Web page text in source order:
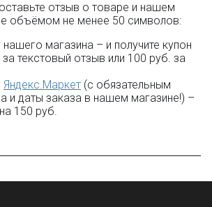
отзыв о товаре и нашем
объёмом не менее 50 символов:
нашего магазина – и получите купон
текстовый отзыв или 100 руб. за
Яндекс.Маркет (с обязательным
и даты заказа в нашем магазине!) –
150 руб.